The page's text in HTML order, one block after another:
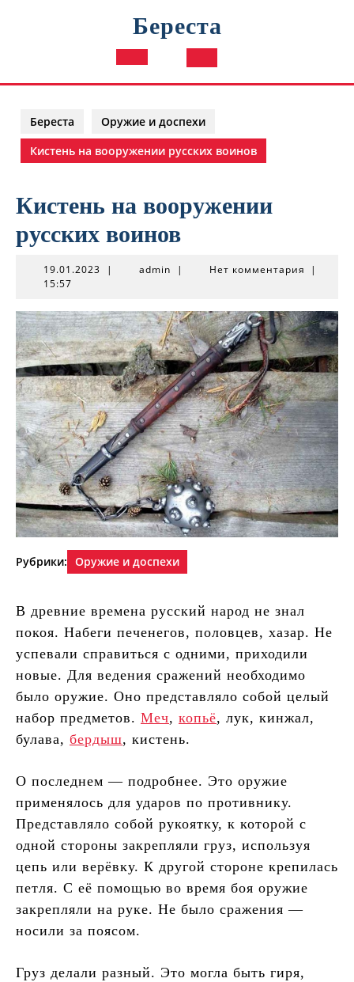
Береста
Кнопка
Береста
Оружие и доспехи
Кистень на вооружении русских воинов
Кистень на вооружении
русских воинов
19.01.2023 19.01.2023
| adminadmin
| Нет комментария
|
15:57
Рубрики: Оружие и доспехи
В древние времена русский народ не знал
покоя. Набеги печенегов, половцев, хазар. Не
успевали справиться с одними, приходили
новые. Для ведения сражений необходимо
было оружие. Оно представляло собой целый
набор предметов. Меч, копьё, лук, кинжал,
булава, бердыш, кистень.
О последнем — подробнее. Это оружие
применялось для ударов по противнику.
Представляло собой рукоятку, к которой с
одной стороны закрепляли груз, используя
цепь или верёвку. К другой стороне крепилась
петля. С её помощью во время боя оружие
закрепляли на руке. Не было сражения —
носили за поясом.
Груз делали разный. Это могла быть гиря,